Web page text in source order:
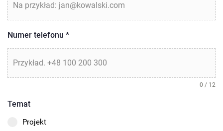
Numer telefonu *
0 / 12
Temat
Projekt